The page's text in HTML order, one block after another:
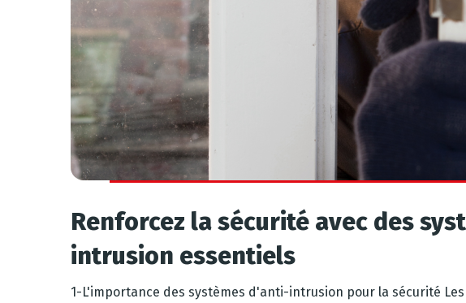
Renforcez la sécurité avec des
intrusion essentiels
1-L'importance des systèmes d'anti-intrusion pour la sécurité